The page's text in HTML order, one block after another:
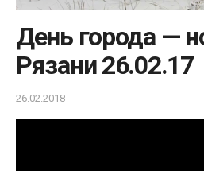
День города —
Рязани 26.02.17
26.02.2018